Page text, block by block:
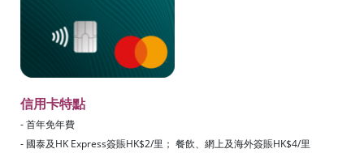
信用卡特點
- 首年免年費
- 國泰及HK Express簽賬HK$2/里； 餐飲、網上及海外簽賬HK$4/里